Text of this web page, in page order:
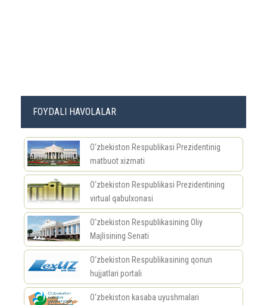
FOYDALI HAVOLALAR
O‘zbekiston Respublikasi Prezidentinig
matbuot xizmati
O‘zbekiston Respublikasi Prezidentining
virtual qabulxonasi
O‘zbekiston Respublikasining Oliy
Majlisining Senati
O‘zbekiston Respublikasining qonun
hujjatlari portali
O‘zbekiston kasaba uyushmalari